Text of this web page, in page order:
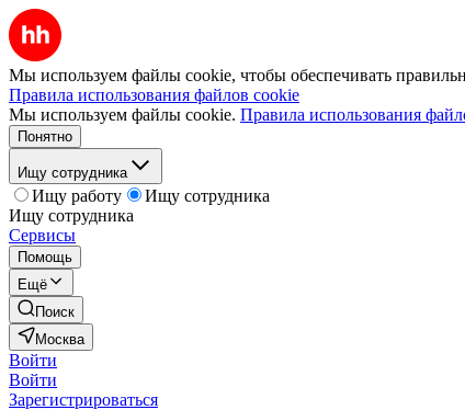
Мы используем файлы cookie, чтобы обеспечивать
Правила использования файлов cookie
Мы используем файлы cookie. Правила использования
Понятно
Ищу сотрудника
Ищу работу
Ищу сотрудника
Ищу сотрудника
Сервисы
Помощь
Ещё
Поиск
Москва
Войти
Войти
Зарегистрироваться